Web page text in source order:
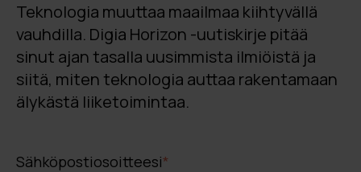
Teknologia muuttaa maailmaa kiihtyvällä
vauhdilla. Digia Horizon -uutiskirje pitää
sinut ajan tasalla uusimmista ilmiöistä ja
siitä, miten teknologia auttaa rakentamaan
älykästä liiketoimintaa.
Sähköpostiosoitteesi*